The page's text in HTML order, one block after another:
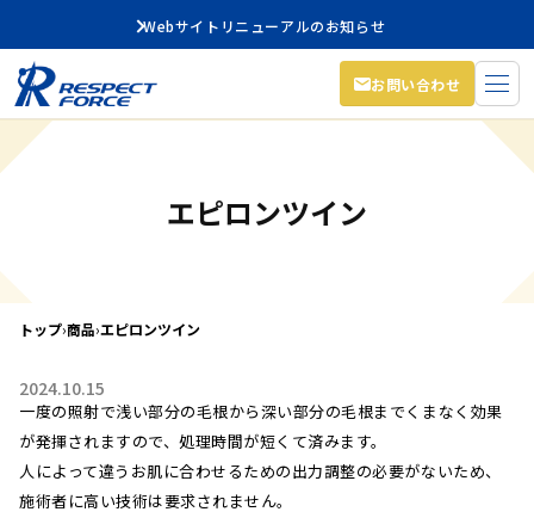
Webサイトリニューアルのお知らせ
お問い合わせ
エピロンツイン
トップ›商品›エピロンツイン
2024.10.15
一度の照射で浅い部分の毛根から深い部分の毛根までくまなく効果
が発揮されますので、処理時間が短くて済みます。
人によって違うお肌に合わせるための出力調整の必要がないため、
施術者に高い技術は要求されません。